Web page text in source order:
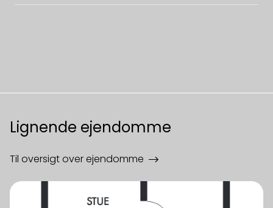
Lignende ejendomme
Til oversigt over ejendomme